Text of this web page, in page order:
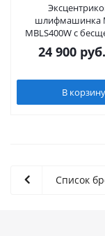
шлифмашинка
MBLS400W с
мотором, 220V/
мм
24 900руб.
В корзину
Список